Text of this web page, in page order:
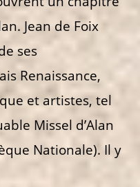
Jean de Foix
ses
Renaissance,
et artistes, tel
Missel d’Alan
Nationale). Il y